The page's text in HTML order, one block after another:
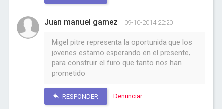
Juan manuel gamez 09-10-2014 22:20
Migel pitre representa la oportunida que los
jovenes estamo esperando en el presente,
para construir el furo que tanto nos han
prometido
RESPONDER Denunciar